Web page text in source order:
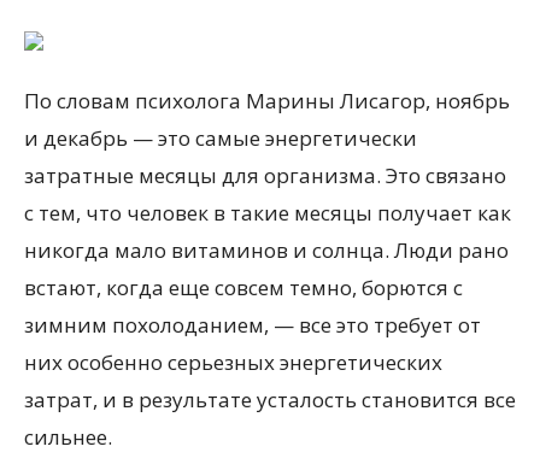
По словам психолога Марины Лисагор, ноябрь
и декабрь — это самые энергетически
затратные месяцы для организма. Это связано
с тем, что человек в такие месяцы получает как
никогда мало витаминов и солнца. Люди рано
встают, когда еще совсем темно, борются с
зимним похолоданием, — все это требует от
них особенно серьезных энергетических
затрат, и в результате усталость становится все
сильнее.